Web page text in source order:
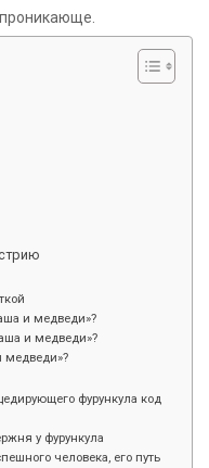
и медведи»?
и медведи»?
медведи»?
фурункула код
у фурункула
человека, его путь